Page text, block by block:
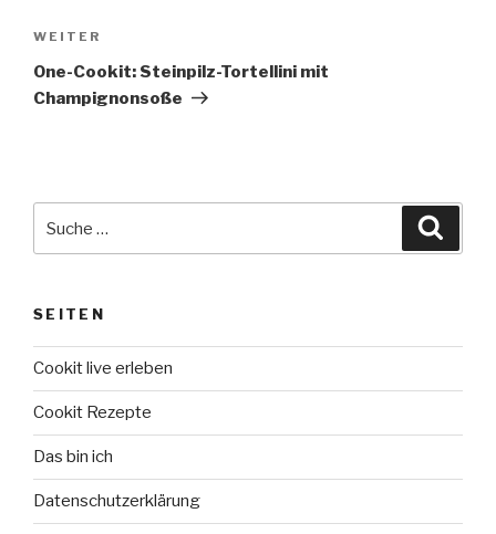
Nächster
Beitrag
WEITER
One-Cookit: Steinpilz-Tortellini mit
Champignonsoße
nach:
SEITEN
Cookit live erleben
Cookit Rezepte
Das bin ich
Datenschutzerklärung